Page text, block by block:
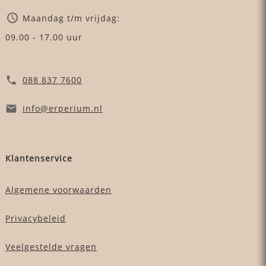
Maandag t/m vrijdag:
09.00 - 17.00 uur
088 837 7600
info@erperium.nl
Klantenservice
Algemene voorwaarden
Privacybeleid
Veelgestelde vragen